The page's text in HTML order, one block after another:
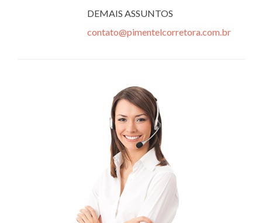
DEMAIS ASSUNTOS
contato@pimentelcorretora.com.br